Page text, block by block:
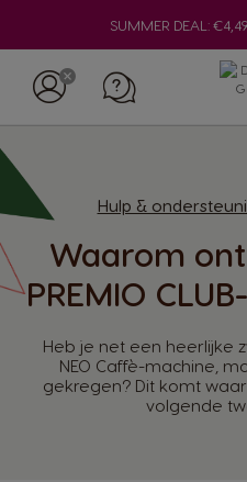
SUMMER DEAL:
Hulp &
Waarom
PREMIO
Heb je net een heerlijke
NEO Caffè-machine,
gekregen? Dit komt
volgende